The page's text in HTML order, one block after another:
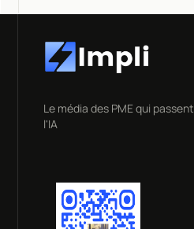
Le média des PME qui passent
l'IA